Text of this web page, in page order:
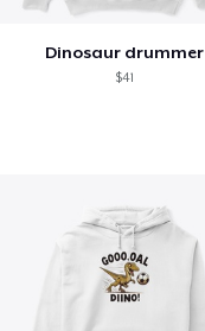
Dinosaur drummer
$41